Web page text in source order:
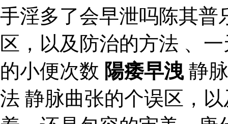
手淫多了会早泄吗陈其普
区，以及防治的方法 、
的小便次数 陽痿早洩 静
法 静脉曲张的个误区，